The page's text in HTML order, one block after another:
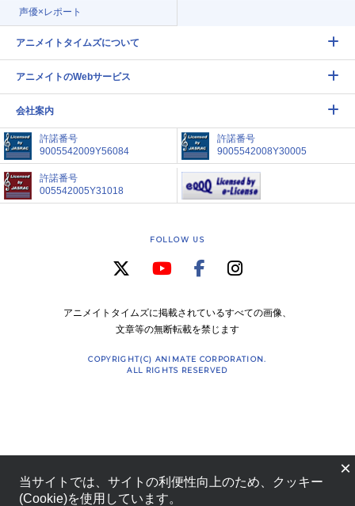
声優×レポート
アニメイトタイムズについて
アニメイトのWebサービス
会社案内
許諾番号
9005542009Y56084
許諾番号
9005542008Y30005
許諾番号
005542005Y31018
FOLLOW US
アニメイトタイムズに掲載されているすべての画像、
文章等の無断転載を禁じます
COPYRIGHT(C) ANIMATE CORPORATION.
ALL RIGHTS RESERVED
×
当サイトでは、サイトの利便性向上のため、クッキー
(Cookie)を使用しています。